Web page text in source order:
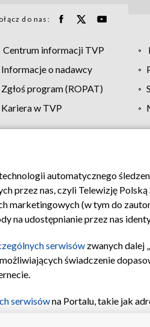
do nas:
Centrum informacji TVP
Informacje o nadawcy
Zgłoś program (ROPAT)
Kariera w TVP
Moje zgody Pomoc
automatycznego
nas, czyli Telewizję Polską
marketingowych (w tym do
na udostępnianie przez nas
serwisów zwanych dalej
świadczenie
serwisówna Portalu, takie jak